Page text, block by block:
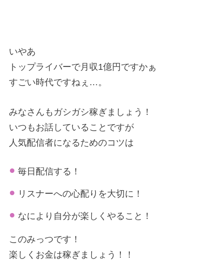
いやあ
トップライバーで月収1億円ですかぁ
すごい時代ですねぇ…。
みなさんもガシガシ稼ぎましょう！
いつもお話していることですが
人気配信者になるためのコツは
毎日配信する！
リスナーへの心配りを大切に！
なにより自分が楽しくやること！
このみっつです！
楽しくお金は稼ぎましょう！！